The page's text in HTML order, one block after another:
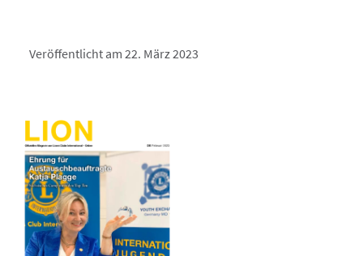
Veröffentlicht am 22. März 2023